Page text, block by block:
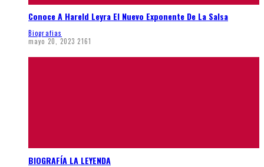
Conoce A Hareld Leyra El Nuevo Exponente De La Salsa
Biografias
mayo 20, 2023 2161
BIOGRAFÍA LA LEYENDA